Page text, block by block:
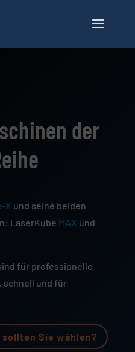
der
X und seine beiden
LaserKube MAX und
für professionelle
schnell und für
sollten Sie wählen?